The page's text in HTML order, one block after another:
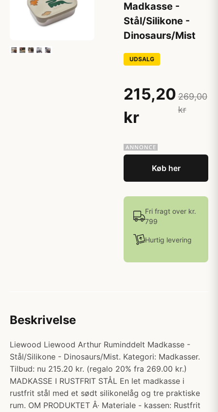
Madkasse -
Stål/Silikone -
Dinosaurs/Mist
UDSALG
215,20
kr
269,00
kr
Køb her
Fri fragt over kr.
799
Hurtig levering
Beskrivelse
Liewood Liewood Arthur Ruminddelt Madkasse -
Stål/Silikone - Dinosaurs/Mist. Kategori: Madkasser.
Tilbud: nu 215.20 kr. (regalo 20% fra 269.00 kr.)
MADKASSE I RUSTFRIT STÅL En let madkasse i
rustfrit stål med et sødt silikonelåg og tre praktiske
rum. OM PRODUKTET Â· Materiale - kassen: Rustfrit